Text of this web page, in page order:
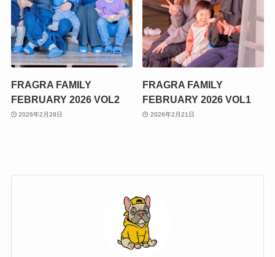
FRAGRA FAMILY
FEBRUARY 2026 VOL2
2026年2月28日
FRAGRA FAMILY
FEBRUARY 2026 VOL1
2026年2月21日